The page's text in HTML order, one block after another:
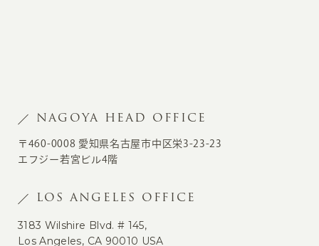
NAGOYA HEAD OFFICE
〒460-0008 愛知県名古屋市中区栄3-23-23
エフジー若宮ビル4階
LOS ANGELES OFFICE
3183 Wilshire Blvd. # 145,
Los Angeles, CA 90010 USA